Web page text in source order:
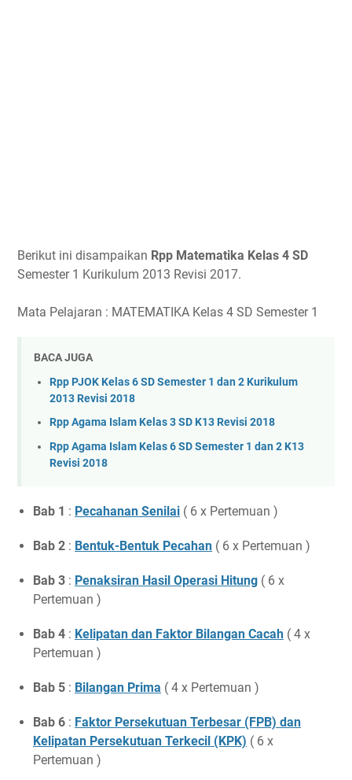
Berikut ini disampaikan Rpp Matematika Kelas 4 SD
Semester 1 Kurikulum 2013 Revisi 2017.
Mata Pelajaran : MATEMATIKA Kelas 4 SD Semester 1
BACA JUGA
Rpp PJOK Kelas 6 SD Semester 1 dan 2 Kurikulum
2013 Revisi 2018
Rpp Agama Islam Kelas 3 SD K13 Revisi 2018
Rpp Agama Islam Kelas 6 SD Semester 1 dan 2 K13
Revisi 2018
Bab 1 : Pecahanan Senilai ( 6 x Pertemuan )
Bab 2 : Bentuk-Bentuk Pecahan ( 6 x Pertemuan )
Bab 3 : Penaksiran Hasil Operasi Hitung ( 6 x
Pertemuan )
Bab 4 : Kelipatan dan Faktor Bilangan Cacah ( 4 x
Pertemuan )
Bab 5 : Bilangan Prima ( 4 x Pertemuan )
Bab 6 : Faktor Persekutuan Terbesar (FPB) dan
Kelipatan Persekutuan Terkecil (KPK) ( 6 x
Pertemuan )